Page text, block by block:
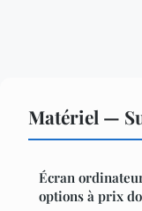
Matériel —
Écran
options à prix